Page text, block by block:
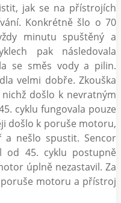
jak se na přístrojích
Konkrétně šlo o 70
minutu spuštěný a
pak následovala
se směs vody a pilin.
velmi dobře. Zkouška
došlo k nevratným
cyklu fungovala pouze
došlo k poruše motoru,
a nešlo spustit. Sencor
od 45. cyklu postupně
úplně nezastavil. Za
motoru a přístroj